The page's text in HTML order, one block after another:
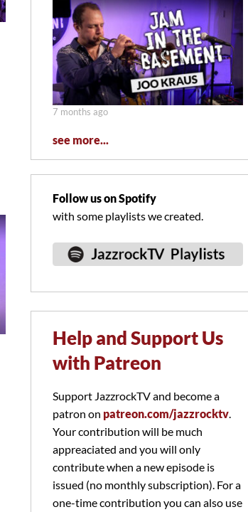
7 months ago
see more...
Follow us on Spotify
with some playlists we created.
Help and Support Us
with Patreon
Support JazzrockTV and become a
patron on patreon.com/jazzrocktv
Your contribution will be much
appreaciated and you will only
contribute when a new episode is
issued (no monthly subscription). For a
one-time contribution you can also use